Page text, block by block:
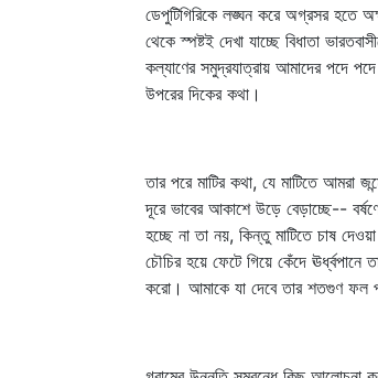
ডেপুটিগিরিকে লঙ্ঘন করে অগ্রসর হতে
থেকে স্পষ্টই দেখা যাচ্ছে বিধাতা
কল্যাণের সমুদ্রযাত্রায় আমাদের পদে
উপরের দিকের কথা।
তার পরে মাটির কথা, যে মাটিতে আমরা
দূরে ভাবের আকাশে উড়ে বেড়াচ্ছে--
হচ্ছে না তা নয়, কিন্তু মাটিতে চাষ
চৌচির হয়ে ফেটে গিয়ে কেঁদে
করো। আমাকে যা দেবে তার শতগুণ ফল